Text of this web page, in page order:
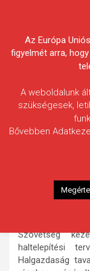
HÍREK
2012.07.02.
Szövetség
haltelepítési
Halgazdaság
Az Európa
figyelmét arra,
A weboldalunk
szükségesek,
Bővebben